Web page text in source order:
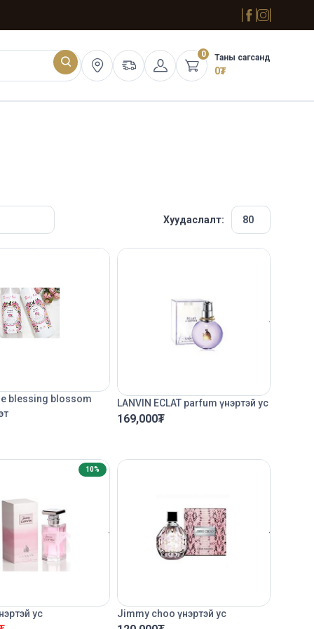
0 Таны сагсанд
0₮
Хуудаслалт:
blessing blossom
LANVIN ECLAT parfum үнэртэй ус
169,000₮
10%
ус Jimmy choo үнэртэй ус